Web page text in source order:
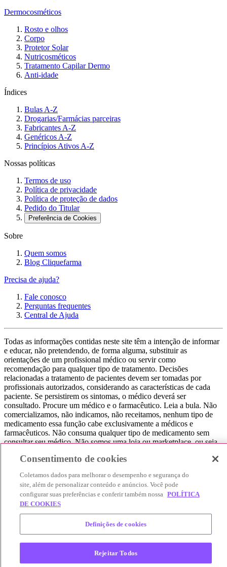
Dermocosméticos
Rosto e olhos
Corpo
Protetor Solar
Nutricosméticos
Tratamento Capilar Dermo
Anti-idade
Índices
Bulas A-Z
Drogarias/Farmácias parceiras
Fabricantes A-Z
Genéricos A-Z
Princípios Ativos A-Z
Nossas políticas
Termos de uso
Política de privacidade
Política de proteção de dados
Pedido do Titular
Preferência de Cookies
Sobre
Quem somos
Blog Cliquefarma
Precisa de ajuda?
Fale conosco
Perguntas frequentes
Central de Ajuda
Todas as informações contidas neste site têm a intenção de informar
e educar, não pretendendo, de forma alguma, substituir as
orientações de um profissional médico ou servir como
recomendação para qualquer tipo de tratamento. Decisões
relacionadas a tratamento de pacientes devem ser tomadas por
profissionais autorizados, considerando as características de cada
paciente. Se persistirem os sintomas, o médico deverá ser
consultado. Procure um médico e o farmacêutico. Leia a bula. Não
comercializamos, não indicamos, não receitamos, nenhum tipo de
medicamento essa função cabe exclusivamente a médicos e
farmacêuticos. Não consuma qualquer tipo de medicamento sem
consultar seu médico. Não somos uma loja ou marketplace, ou seja,
que você encontre o preço mais barato, comparando os preços de
experiência seja bem-sucedida, mas a finalização da compra
acontece nos sites das nossas lojas parceiras.
© 2025 Afya Participações S.A. - todos os direitos reservados.
Alameda Lorena, 269 - Jardim Paulista - São Paulo / SP - CEP.:
01424-001 - CNPJ 23.399.329/0002-53.
Consentimento de cookies
Coletamos dados para melhorar o desempenho e segurança do
site, além de personalizar conteúdo e anúncios. Você pode
configurar suas preferências e conferir também nossa POLÍTICA
DE COOKIES
Definições de cookies
Rejeitar Todos